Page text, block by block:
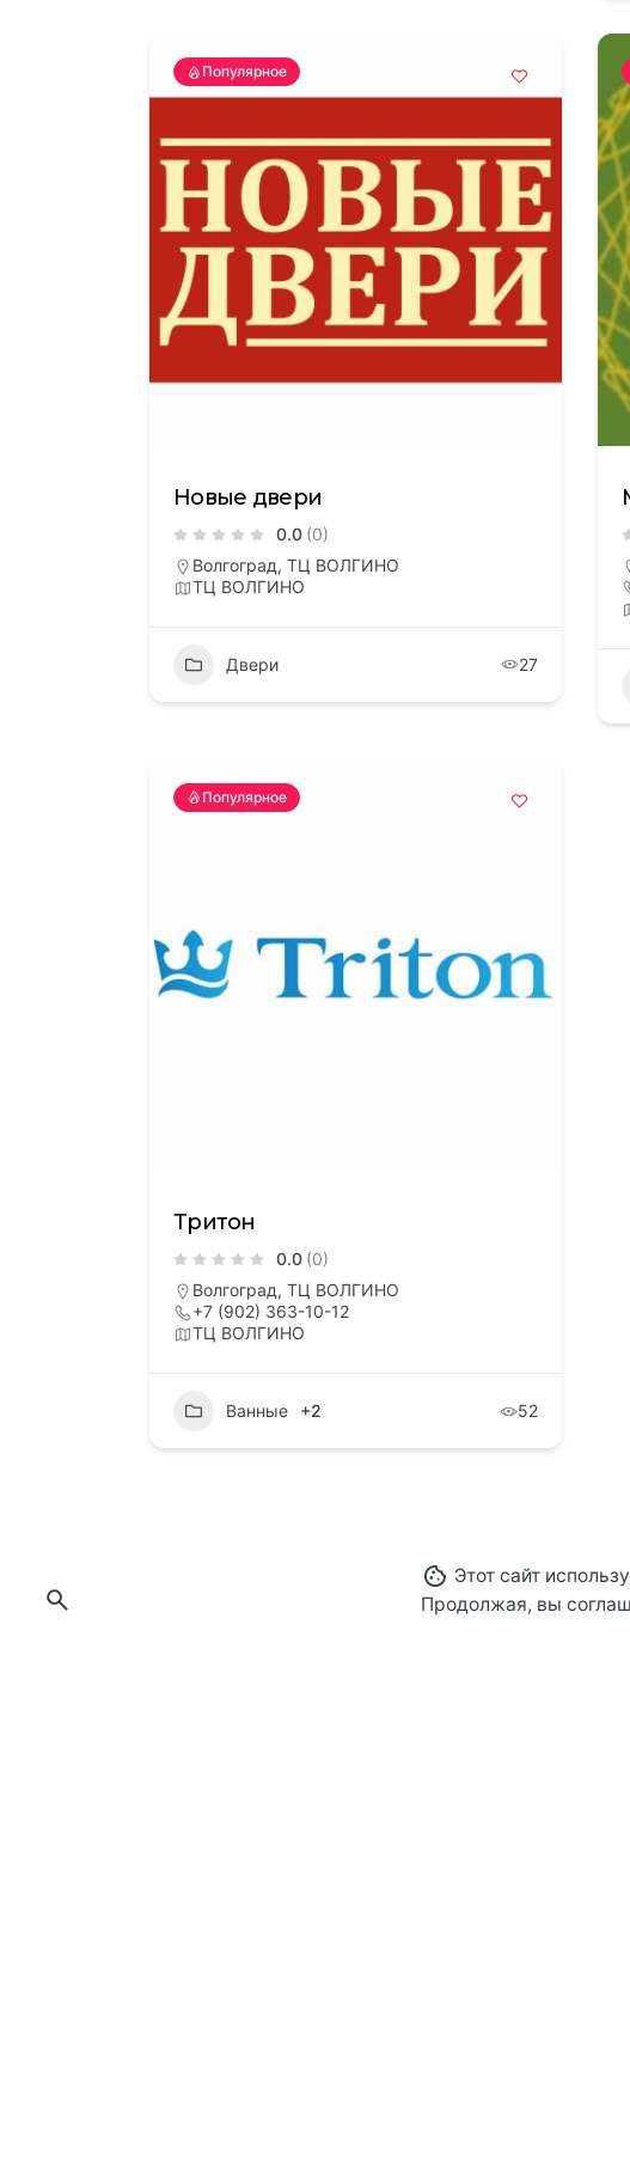
Популярное
Новые двери
0.0 (0)
Волгоград, ТЦ ВОЛГИНО
ТЦ ВОЛГИНО
Двери 27
Популярное
Тритон
0.0 (0)
Волгоград, ТЦ ВОЛГИНО
+7 (902) 363-10-12
ТЦ ВОЛГИНО
Ванные +2 52
ул. 25 Лет
Аренда
. Создано и поддерживается |
Этот сайт
Продолжая, вы